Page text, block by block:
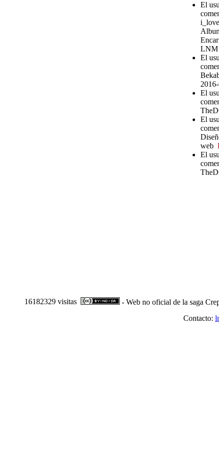
El
LNM
El
El
El
web
El
16182329 visitas
- Web no oficial de la saga
Contacto: